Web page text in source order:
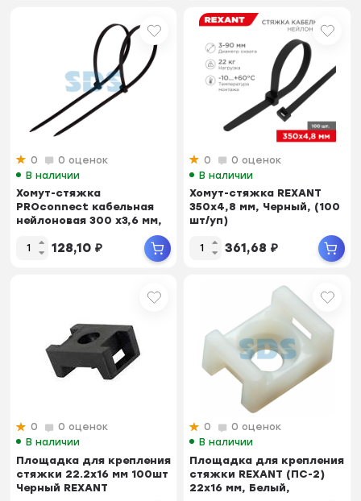
0
0 оценок
В наличии
Хомут-стяжка
PROconnect кабельная
нейлоновая 300 x3,6 мм,
128,10 ₽
0
0 оценок
В наличии
Хомут-стяжка REXANT
350x4,8 мм, Черный, (100
шт/уп)
361,68 ₽
0
0 оценок
В наличии
Площадка для крепления
стяжки 22.2х16 мм 100шт
Черный REXANT
0
0 оценок
В наличии
Площадка для крепления
стяжки REXANT (ПС-2)
22x16 мм, Белый,